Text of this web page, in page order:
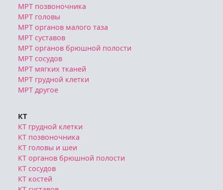
МРТ позвоночника
МРТ головы
МРТ органов малого таза
МРТ суставов
МРТ органов брюшной полости
МРТ сосудов
МРТ мягких тканей
МРТ грудной клетки
МРТ другое
КТ
КТ грудной клетки
КТ позвоночника
КТ головы и шеи
КТ органов брюшной полости
КТ сосудов
КТ костей